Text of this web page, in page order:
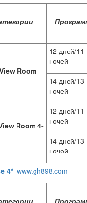
Room
12 дней/11
ночей
14 дней/13
ночей
Room 4-
12 дней/11
ночей
14 дней/13
ночей
4* www.gh898.com